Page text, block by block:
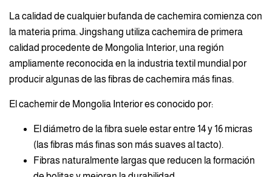
La calidad de cualquier bufanda de cachemira comienza con
la materia prima. Jingshang utiliza cachemira de primera
calidad procedente de Mongolia Interior, una región
ampliamente reconocida en la industria textil mundial por
producir algunas de las fibras de cachemira más finas.
El cachemir de Mongolia Interior es conocido por:
El diámetro de la fibra suele estar entre 14 y 16 micras
(las fibras más finas son más suaves al tacto).
Fibras naturalmente largas que reducen la formación